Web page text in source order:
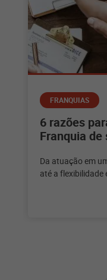
FRANQUIAS
6 razões
Franquia
Da atuação em
até a flexibilidade